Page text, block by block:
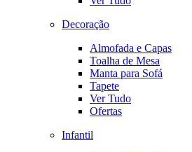
Decoração
Almofada e Capas
Toalha de Mesa
Manta para Sofá
Tapete
Ver Tudo
Ofertas
Infantil